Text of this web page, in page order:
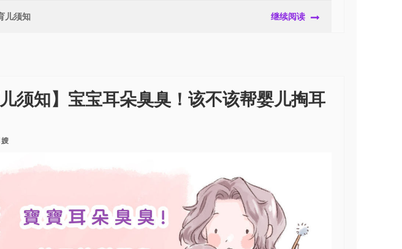
儿须知 继续阅读
儿须知】宝宝耳朵臭臭！该不该帮婴儿掏耳